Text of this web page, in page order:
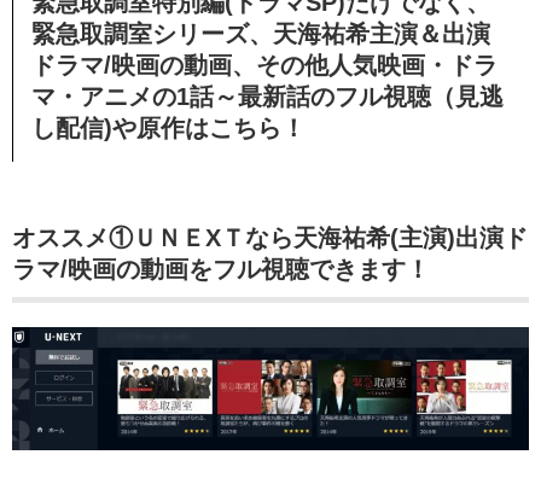
緊急取調室シリーズ、天海祐希主演＆出演
ドラマ/映画の動画、その他人気映画・ドラ
マ・アニメの1話～最新話のフル視聴（見逃
し配信)や原作はこちら！
オススメ①ＵＮＥXＴなら天海祐希(主演)出演ド
ラマ/映画の動画をフル視聴できます！